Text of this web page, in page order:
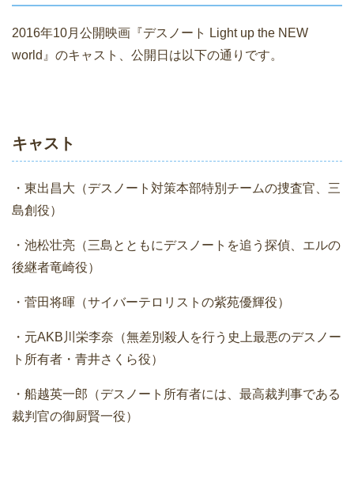
2016年10月公開映画『デスノート Light up the NEW
world』のキャスト、公開日は以下の通りです。
キャスト
・東出昌大（デスノート対策本部特別チームの捜査官、三
島創役）
・池松壮亮（三島とともにデスノートを追う探偵、エルの
後継者竜崎役）
・菅田将暉（サイバーテロリストの紫苑優輝役）
・元AKB川栄李奈（無差別殺人を行う史上最悪のデスノー
ト所有者・青井さくら役）
・船越英一郎（デスノート所有者には、最高裁判事である
裁判官の御厨賢一役）